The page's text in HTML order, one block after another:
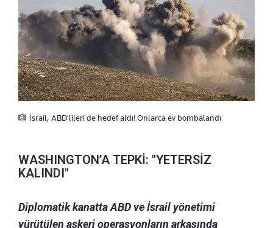
İsrail, ABD'lileri de hedef aldı! Onlarca ev bombalandı
WASHINGTON’A TEPKİ: "YETERSİZ
KALINDI"
Diplomatik kanatta ABD ve İsrail yönetimi
yürütülen askeri operasyonların arkasında